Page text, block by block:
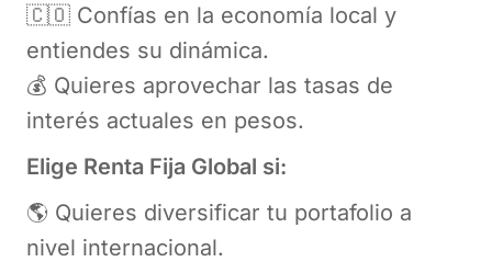
🇨🇴 Confías en la economía local y
entiendes su dinámica.
💰 Quieres aprovechar las tasas de
interés actuales en pesos.
Elige Renta Fija Global si:
🌎 Quieres diversificar tu portafolio a
nivel internacional.